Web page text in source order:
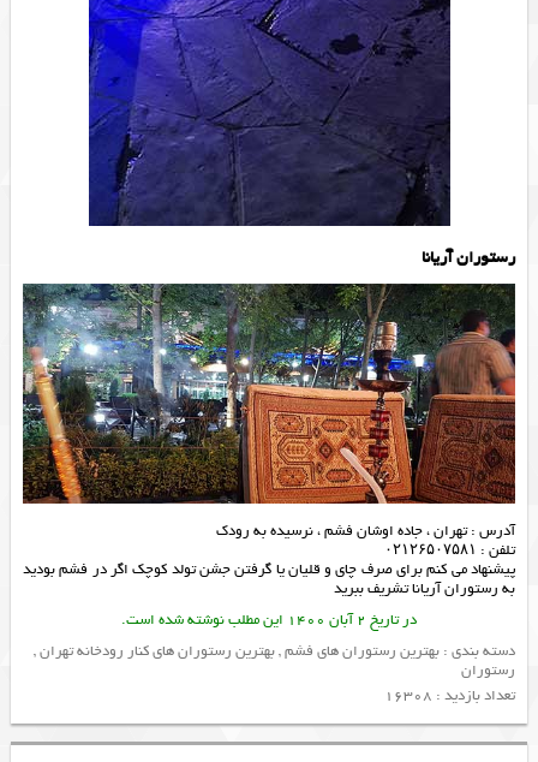
رستوران آریانا
آدرس : تهران ، جاده اوشان فشم ، نرسیده به رودک
تلفن : ۰۲۱۲۶۵۰۷۵۸۱
پیشنهاد می کنم برای صرف چای و قلیان یا گرفتن جشن تولد کوچک اگر در فشم بودید
به رستورانآریانا تشریف ببرید
در تاریخ 2 آبان 1400 این مطلب نوشته شده است.
دسته بندی : بهترین رستوران های فشم,بهترین رستوران های کنار رودخانه تهران,
رستوران
تعداد بازدید : 16308